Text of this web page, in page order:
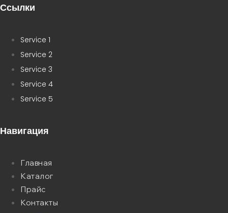
Ссылки
Service 1
Service 2
Service 3
Service 4
Service 5
Навигация
Главная
Каталог
Прайс
Контакты